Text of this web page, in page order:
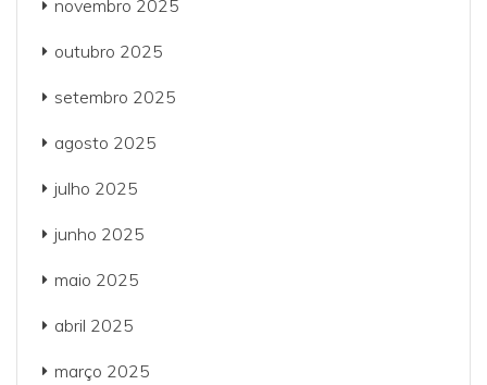
novembro 2025
outubro 2025
setembro 2025
agosto 2025
julho 2025
junho 2025
maio 2025
abril 2025
março 2025